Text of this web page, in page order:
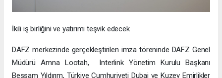
İkili iş birliğini ve yatırımı teşvik edecek
DAFZ merkezinde gerçekleştirilen imza töreninde DAFZ Genel
Müdürü Amna Lootah, Interlink Yönetim Kurulu Başkanı
Bessam Yıldırım, Türkiye Cumhuriyeti Dubai ve Kuzey Emirlikler